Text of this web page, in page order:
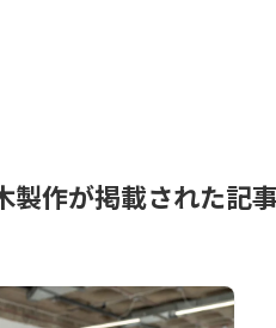
製作が掲載された記事